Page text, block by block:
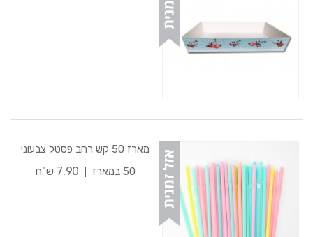
מארז 50 קש רחב פסטל צבעוני
50 במארז
7.90 ש"ח